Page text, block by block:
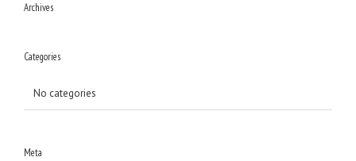
Archives
Categories
No categories
Meta